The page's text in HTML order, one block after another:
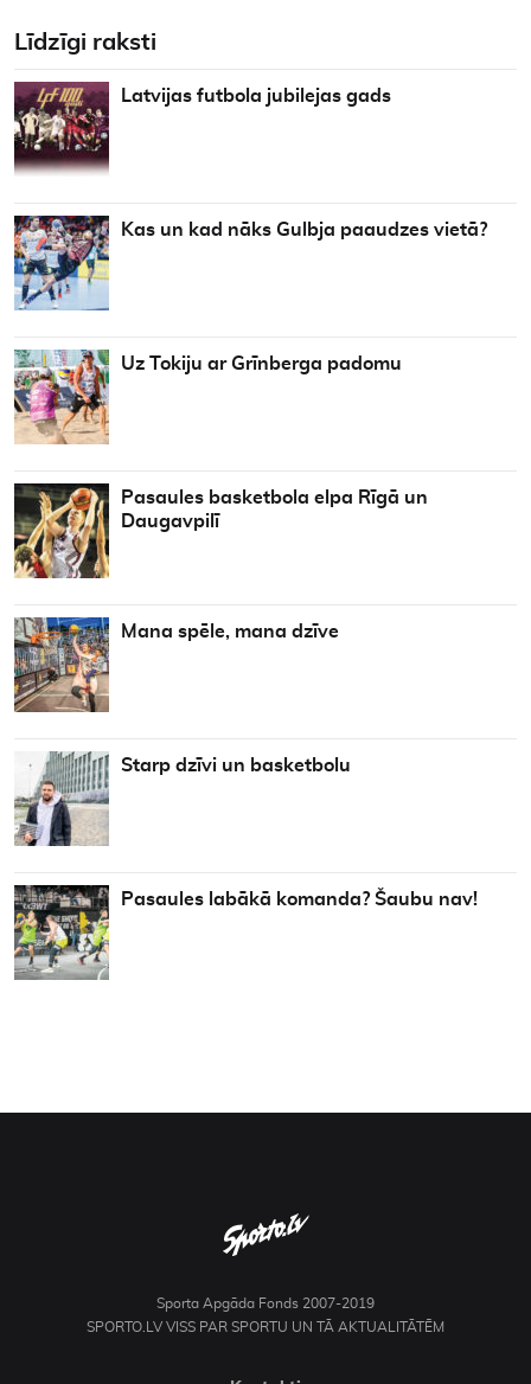
Līdzīgi raksti
Latvijas futbola jubilejas gads
Kas un kad nāks Gulbja paaudzes vietā?
Uz Tokiju ar Grīnberga padomu
Pasaules basketbola elpa Rīgā un
Daugavpilī
Mana spēle, mana dzīve
Starp dzīvi un basketbolu
Pasaules labākā komanda? Šaubu nav!
Sporta Apgāda Fonds 2007-2019
SPORTO.LV VISS PAR SPORTU UN TĀ AKTUALITĀTĒM